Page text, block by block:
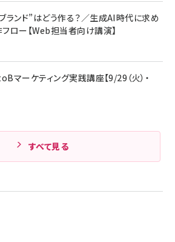
ランキングをもっと見る
き USB PD対応 シリコン素材採用 iPhone
16 / 15 / Galaxy iPad Pro MacBook
各種対応 (1.8m ミッドナイトブラック)
ンド”はどう作る？／生成AI時代に求め
ロー【Web担当者向け講演】
ーケティング実践講座【9/29（火）・
すべて見る